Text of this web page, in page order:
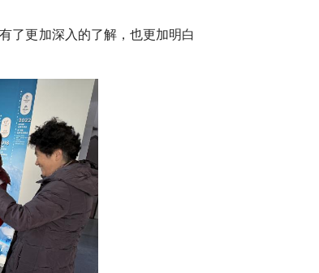
了更加深入的了解，也更加明白